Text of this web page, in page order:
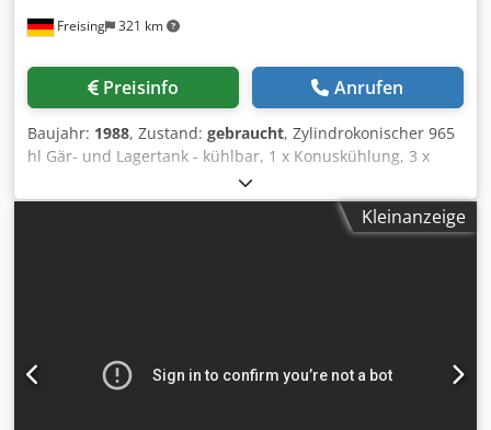
Freising 321 km
Preisinfo Anrufen
Baujahr: 1988, Zustand: gebraucht, Zylindrokonischer 965
hl Gär- und Lagertank - kühlbar, 1 x Konuskühlung, 3 x
Zargenkühlung. - Schwenkkonus - Edelstahl - isoliert -
Standzarge, kurz - Reinigungsluftarmatur mit
Sicherheitsventil - Vakuumventil 12 Tanks, auch einzeln
Stehend Basiskonstruktion: Standzarge, kurz Ausstattung:
12 Tanks; Kühlung: 1 x Konuskühlung, 3 x Zargenkühlung;
Kleinanzeige